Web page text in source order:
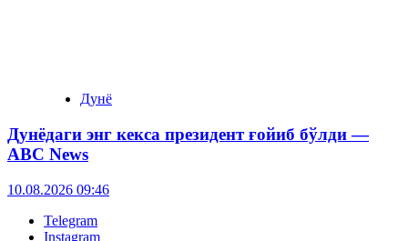
Дунё
Дунёдаги энг кекса президент ғойиб бўлди —
ABC News
10.08.2026 09:46
Telegram
Instagram